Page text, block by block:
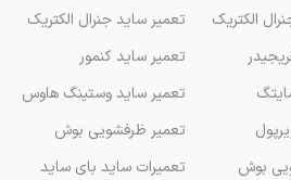
تعمیر ساید جنرال الکتریک
تعمیر ساید کنمور
تعمیر ساید وستینگ هاوس
تعمیر ظرفشویی بوش
تعمیرات ساید بای ساید
الکتریک
بوش